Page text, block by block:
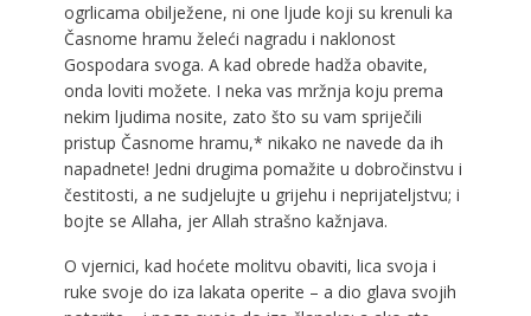
ogrlicama obilježene, ni one ljude koji su krenuli ka
Časnome hramu želeći nagradu i naklonost
Gospodara svoga. A kad obrede hadža obavite,
onda loviti možete. I neka vas mržnja koju prema
nekim ljudima nosite, zato što su vam spriječili
pristup Časnome hramu,* nikako ne navede da ih
napadnete! Jedni drugima pomažite u dobročinstvu i
čestitosti, a ne sudjelujte u grijehu i neprijateljstvu; i
bojte se Allaha, jer Allah strašno kažnjava.
O vjernici, kad hoćete molitvu obaviti, lica svoja i
ruke svoje do iza lakata operite – a dio glava svojih